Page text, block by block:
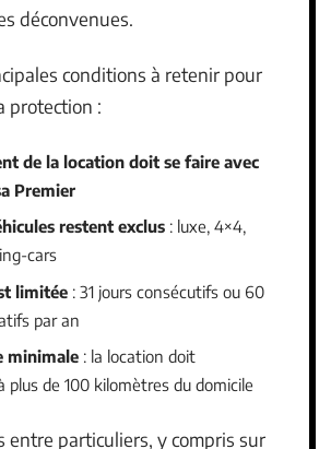
déconvenues.
conditions à retenir pour
protection :
de la location doit se faire avec
Premier
restent exclus : luxe, 4×4,
cars
limitée : 31 jours consécutifs ou 60
par an
minimale : la location doit
plus de 100 kilomètres du domicile
entre particuliers, y compris sur